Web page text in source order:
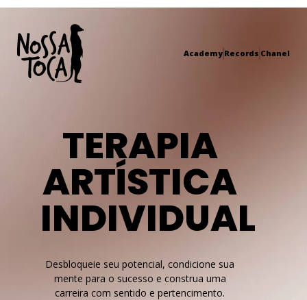
Academy Records Chanel
TERAPIA
ARTÍSTICA
INDIVIDUAL
Desbloqueie seu potencial, condicione sua
mente para o sucesso e construa uma
carreira com sentido e pertencimento.